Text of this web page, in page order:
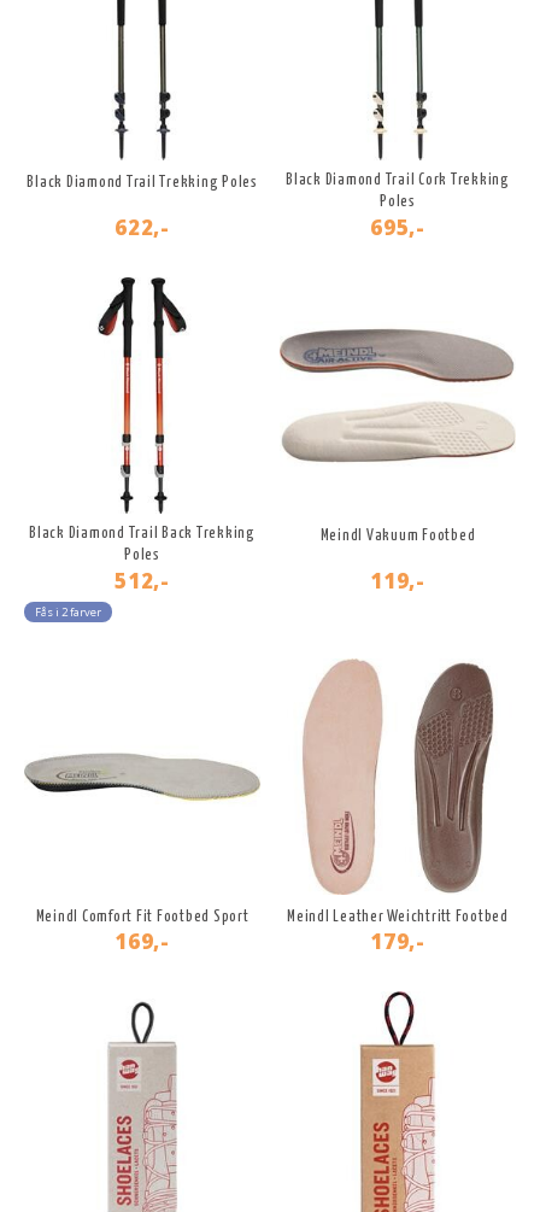
Black Diamond Trail Trekking Poles
622,-
Black Diamond Trail Cork Trekking
Poles
695,-
Black Diamond Trail Back Trekking
Poles
512,-
Fås i 2 farver
Meindl Vakuum Footbed
119,-
Meindl Comfort Fit Footbed Sport
169,-
Meindl Leather Weichtritt Footbed
179,-